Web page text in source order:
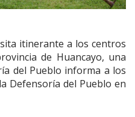
itinerante a los centros
de Huancayo, una
del Pueblo informa a los
Defensoría del Pueblo en